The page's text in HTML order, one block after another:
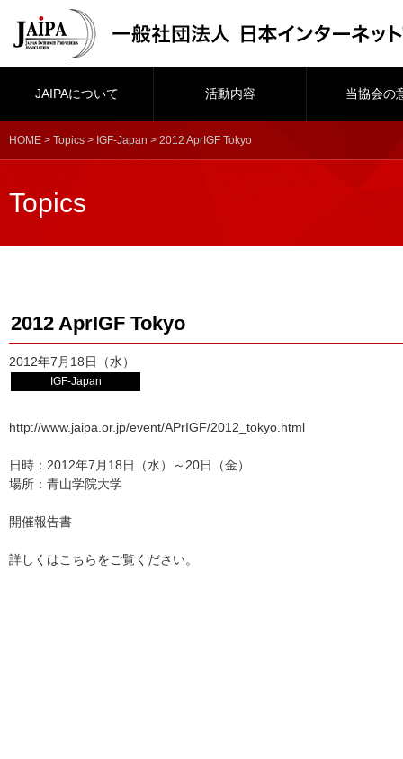
JAIPAについて 活動内容 当協会の
HOME > Topics > IGF-Japan > 2012 AprIGF Tokyo
Topics
2012 AprIGF Tokyo
2012年7月18日（水）
IGF-Japan
http://www.jaipa.or.jp/event/APrIGF/2012_tokyo.html
日時：2012年7月18日（水）～20日（金）
場所：青山学院大学
開催報告書
詳しくはこちらをご覧ください。